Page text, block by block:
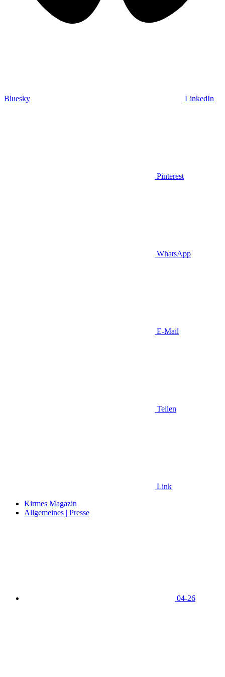
Bluesky LinkedIn
Pinterest
WhatsApp
E-Mail
Teilen
Link
Kirmes Magazin
Allgemeines | Presse
04-26